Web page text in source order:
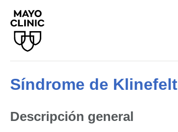
Síndrome de
Descripción general